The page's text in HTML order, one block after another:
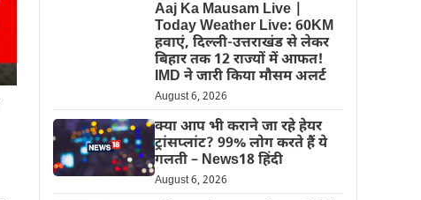
Aaj Ka Mausam Live |
Today Weather Live: 60KM
हवाएं, दिल्ली-उत्तराखंड से लेकर
बिहार तक 12 राज्यों में आफत!
IMD ने जारी किया मौसम अलर्ट
August 6, 2026
क्या आप भी कराने जा रहे हेयर
ट्रांसप्लांट? 99% लोग करते हैं ये
गलती – News18 हिंदी
August 6, 2026